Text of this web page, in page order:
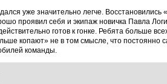
уже значительно легче. Восстановились
проявил себя и экипаж новичка Павла
готов к гонке. Ребята больше
копают» не в том смысле, что постоянно
команды.